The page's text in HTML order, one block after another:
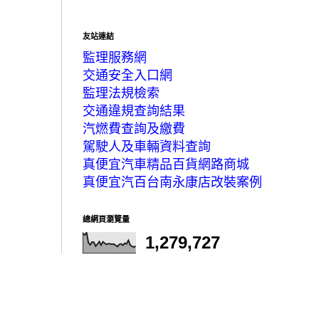
友站連結
監理服務網
交通安全入口網
監理法規檢索
交通違規查詢結果
汽燃費查詢及繳費
駕駛人及車輛資料查詢
真便宜汽車精品百貨網路商城
真便宜汽百台南永康店改裝案例
總網頁瀏覽量
1,279,727